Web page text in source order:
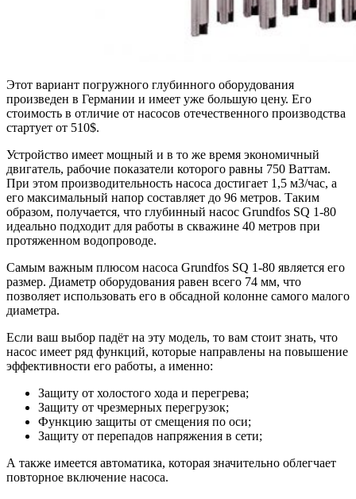
Этот вариант погружного глубинного оборудования
произведен в Германии и имеет уже большую цену. Его
стоимость в отличие от насосов отечественного производства
стартует от 510$.
Устройство имеет мощный и в то же время экономичный
двигатель, рабочие показатели которого равны 750 Ваттам.
При этом производительность насоса достигает 1,5 м3/час, а
его максимальный напор составляет до 96 метров. Таким
образом, получается, что глубинный насос Grundfos SQ 1-80
идеально подходит для работы в скважине 40 метров при
протяженном водопроводе.
Самым важным плюсом насоса Grundfos SQ 1-80 является его
размер. Диаметр оборудования равен всего 74 мм, что
позволяет использовать его в обсадной колонне самого малого
диаметра.
Если ваш выбор падёт на эту модель, то вам стоит знать, что
насос имеет ряд функций, которые направлены на повышение
эффективности его работы, а именно:
Защиту от холостого хода и перегрева;
Защиту от чрезмерных перегрузок;
Функцию защиты от смещения по оси;
Защиту от перепадов напряжения в сети;
А также имеется автоматика, которая значительно облегчает
повторное включение насоса.